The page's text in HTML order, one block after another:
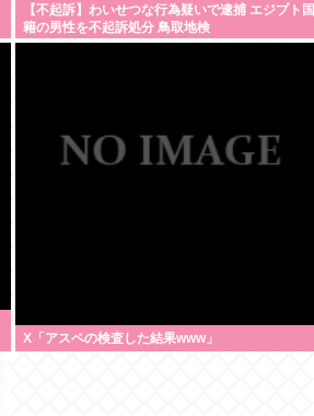
【不起訴】わいせつな行為疑いで逮捕 エジプト国
籍の男性を不起訴処分 鳥取地検
X「アスペの検査した結果www」